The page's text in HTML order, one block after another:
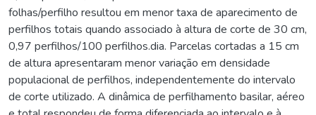
folhas/perfilho resultou em menor taxa de aparecimento de
perfilhos totais quando associado à altura de corte de 30 cm,
0,97 perfilhos/100 perfilhos.dia. Parcelas cortadas a 15 cm
de altura apresentaram menor variação em densidade
populacional de perfilhos, independentemente do intervalo
de corte utilizado. A dinâmica de perfilhamento basilar, aéreo